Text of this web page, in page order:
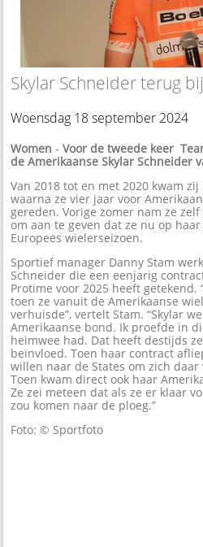
Skylar Schneider terug
Woensdag 18 september 2024
Women -Voor de tweede keer
de Amerikaanse Skylar Schneider
Van 2018 tot en met 2020 kwam
waarna ze vier jaar voor
gereden. Vorige zomer nam ze
om aan te geven dat ze nu op
Europees wielerseizoen.
Sportief manager Danny Stam
Schneider die een eenjarig
Protime voor 2025 heeft getekend.
toen ze vanuit de Amerikaanse
verhuisde”, vertelt Stam. “Skylar
Amerikaanse bond. Ik proefde in
heimwee had. Dat heeft destijds
beïnvloed. Toen haar contract
willen naar de States om zich
Toen kwam direct ook haar
Ze zei meteen dat als ze er klaar
zou komen naar de ploeg.”
Foto: © Sportfoto